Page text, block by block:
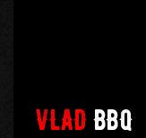
VLADBBQ